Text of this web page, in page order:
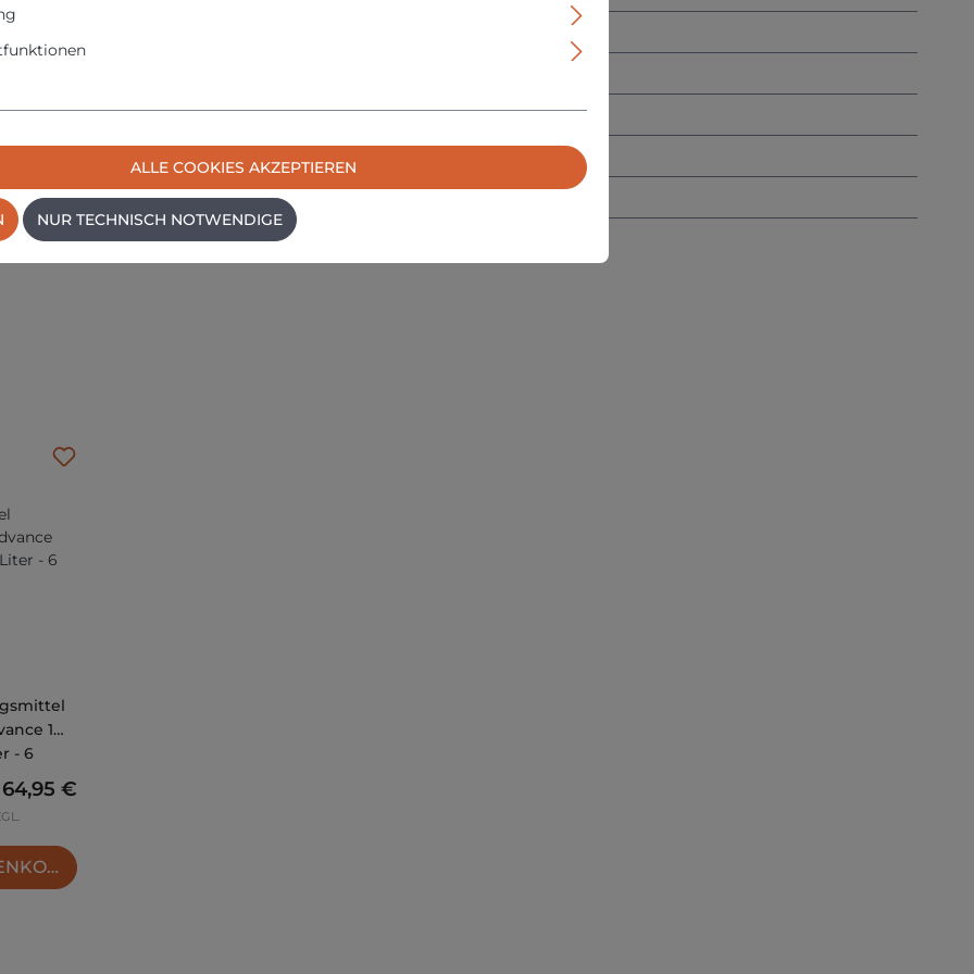
nicht über +40° C, trocken
C
1
- 6
Regulärer Preis:
64,95 €
ALLE COOKIES AKZEPTIEREN
NUR TECHNISCH NOTWENDIGE